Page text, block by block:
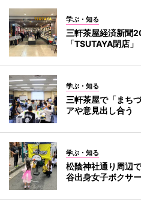
学ぶ・知る
三軒茶屋経済新聞
「TSUTAYA閉店」
学ぶ・知る
三軒茶屋で「まち
アや意見出し合う
学ぶ・知る
松陰神社通り周辺
谷出身女子ボクサ